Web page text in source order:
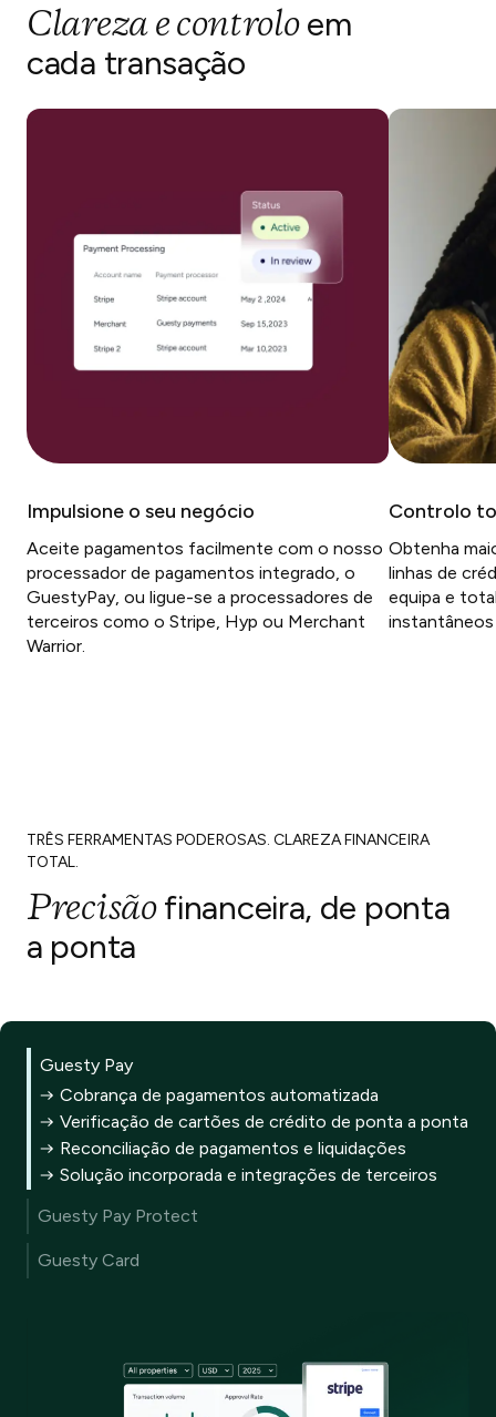
Clareza e controloem
cada transação
Impulsione o seu negócio
Aceite pagamentos facilmente com o nosso
processador de pagamentos integrado, o
GuestyPay, ou ligue-se a processadores de
terceiros como o Stripe, Hyp ou Merchant
Warrior.
Controlo
Obtenha
linhas de
equipa e
instantâneos
TRÊS FERRAMENTAS PODEROSAS. CLAREZA FINANCEIRA
TOTAL.
Precisãofinanceira, de ponta
a ponta
Guesty Pay
Cobrança de pagamentos automatizada
Verificação de cartões de crédito de ponta a ponta
Reconciliação de pagamentos e liquidações
Solução incorporada e integrações de terceiros
Guesty Pay Protect
dispendiosos
Aproveita os dados para evoluir à medida que o
risco evolui
Guesty Card
Cartões virtuais e físicos para todos os tipos de
pagamento